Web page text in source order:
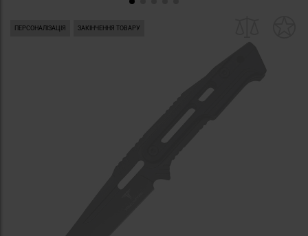
ПЕРСОНАЛІЗАЦІЯ ЗАКІНЧЕННЯ ТОВАРУ